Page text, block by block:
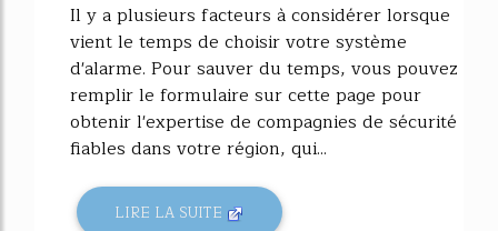
Il y a plusieurs facteurs à considérer lorsque
vient le temps de choisir votre système
d'alarme. Pour sauver du temps, vous pouvez
remplir le formulaire sur cette page pour
obtenir l'expertise de compagnies de sécurité
fiables dans votre région, qui...
LIRE LA SUITE